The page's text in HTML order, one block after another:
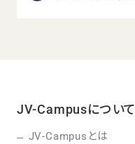
JV-Campusについて
JV-Campusとは